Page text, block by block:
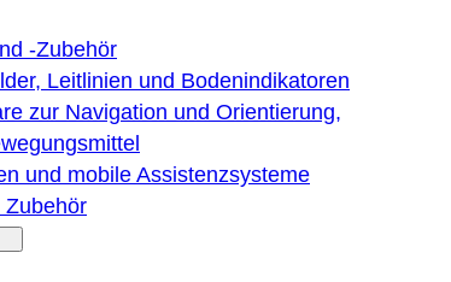
-Zubehör
Leitlinien und Bodenindikatoren
zur Navigation und Orientierung,
und mobile Assistenzsysteme
Zubehör